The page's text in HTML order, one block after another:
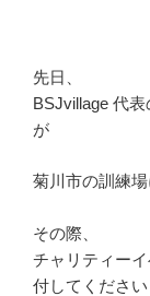
先日、
BSJvillage 代
が
菊川市の訓練場
その際、
チャリティー
付してください